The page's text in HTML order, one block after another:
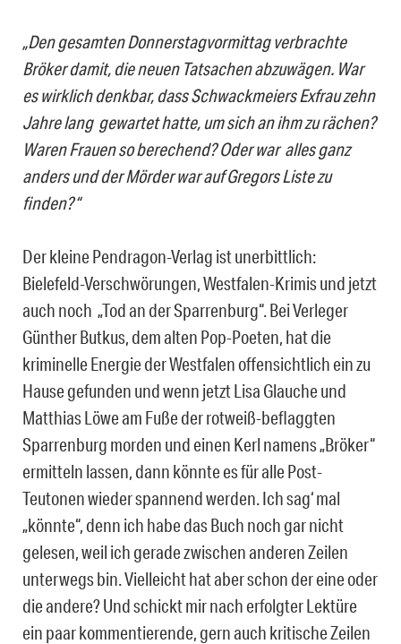
„Den gesamten Donnerstagvormittag verbrachte
Bröker damit, die neuen Tatsachen abzuwägen. War
es wirklich denkbar, dass Schwackmeiers Exfrau zehn
Jahre lang gewartet hatte, um sich an ihm zu rächen?
Waren Frauen so berechend? Oder war alles ganz
anders und der Mörder war auf Gregors Liste zu
finden?“
Der kleine Pendragon-Verlag ist unerbittlich:
Bielefeld-Verschwörungen, Westfalen-Krimis und jetzt
auch noch „Tod an der Sparrenburg“. Bei Verleger
Günther Butkus, dem alten Pop-Poeten, hat die
kriminelle Energie der Westfalen offensichtlich ein zu
Hause gefunden und wenn jetzt Lisa Glauche und
Matthias Löwe am Fuße der rotweiß-beflaggten
Sparrenburg morden und einen Kerl namens „Bröker“
ermitteln lassen, dann könnte es für alle Post-
Teutonen wieder spannend werden. Ich sag‘ mal
„könnte“, denn ich habe das Buch noch gar nicht
gelesen, weil ich gerade zwischen anderen Zeilen
unterwegs bin. Vielleicht hat aber schon der eine oder
die andere? Und schickt mir nach erfolgter Lektüre
ein paar kommentierende, gern auch kritische Zeilen